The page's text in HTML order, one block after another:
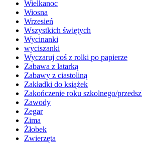
Wielkanoc
Wiosna
Wrzesień
Wszystkich świętych
Wycinanki
wyciszanki
Wyczaruj coś z rolki po papierze
Zabawa z latarką
Zabawy z ciastoliną
Zakładki do książek
Zakończenie roku szkolnego/
Zawody
Zegar
Zima
Żłobek
Zwierzęta